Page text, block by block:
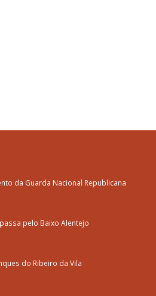
da Guarda Nacional Republicana
pelo Baixo Alentejo
do Ribeiro da Vila